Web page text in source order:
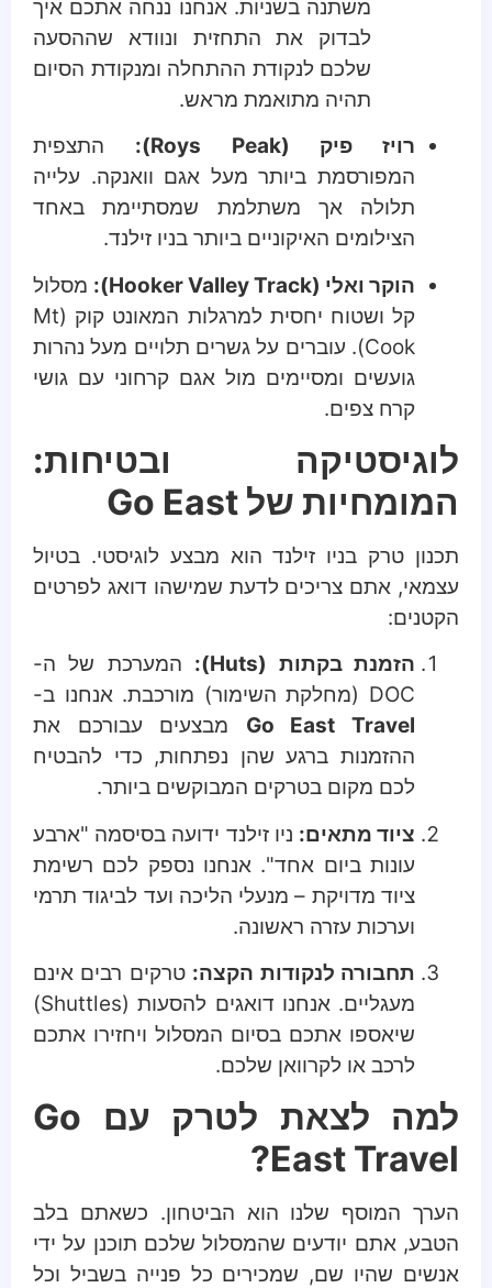
משתנה בשניות. אנחנו ננחה אתכם איך
לבדוק את התחזית ונוודא שההסעה
שלכם לנקודת ההתחלה ומנקודת הסיום
תהיה מתואמת מראש.
רויז פיק (Roys Peak):
התצפית
המפורסמת ביותר מעל אגם וואנקה. עלייה
תלולה אך משתלמת שמסתיימת באחד
הצילומים האיקוניים ביותר בניו זילנד.
הוקר ואלי (Hooker Valley Track):
מסלול
קל ושטוח יחסית למרגלות המאונט קוק (Mt
Cook). עוברים על גשרים תלויים מעל נהרות
גועשים ומסיימים מול אגם קרחוני עם גושי
קרח צפים.
לוגיסטיקה ובטיחות:
המומחיות של Go East
תכנון טרק בניו זילנד הוא מבצע לוגיסטי. בטיול
עצמאי, אתם צריכים לדעת שמישהו דואג לפרטים
הקטנים:
הזמנת בקתות (Huts):
המערכת של ה-
DOC (מחלקת השימור) מורכבת. אנחנו ב-
Go East Travel מבצעים עבורכם את
ההזמנות ברגע שהן נפתחות, כדי להבטיח
לכם מקום בטרקים המבוקשים ביותר.
ציוד מתאים: ניו זילנד ידועה בסיסמה "ארבע
עונות ביום אחד". אנחנו נספק לכם רשימת
ציוד מדויקת – מנעלי הליכה ועד לביגוד תרמי
וערכות עזרה ראשונה.
תחבורה לנקודות הקצה: טרקים רבים אינם
מעגליים. אנחנו דואגים להסעות (Shuttles)
שיאספו אתכם בסיום המסלול ויחזירו אתכם
לרכב או לקרוואן שלכם.
למה לצאת לטרק עם Go
East Travel?
הערך המוסף שלנו הוא הביטחון. כשאתם בלב
הטבע, אתם יודעים שהמסלול שלכם תוכנן על ידי
אנשים שהיו שם, שמכירים כל פנייה בשביל וכל